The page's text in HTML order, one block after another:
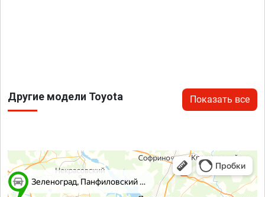
Другие модели Toyota Показать все